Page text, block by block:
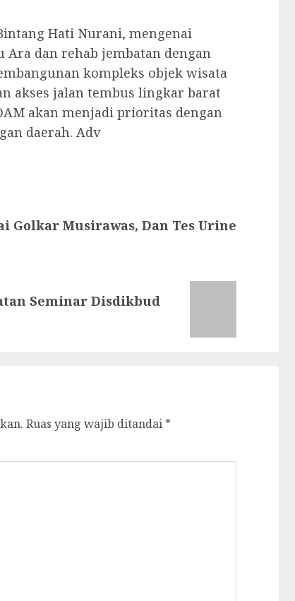
Hati Nurani, mengenai
Ara dan rehab jembatan dengan
kompleks objek wisata
akses jalan tembus lingkar barat
akan menjadi prioritas dengan
daerah. Adv
Golkar Musirawas, Dan Tes Urine
Seminar Disdikbud
Ruas yang wajib ditandai *